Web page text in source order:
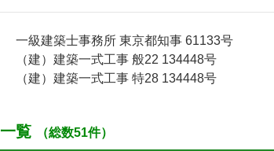
一級建築士事務所 東京都知事 61133号
（建）建築一式工事 般22 134448号
（建）建築一式工事 特28 134448号
覧 （総数51件）